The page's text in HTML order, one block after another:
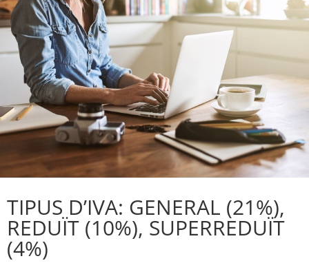
TIPUS D’IVA: GENERAL (21%),
REDUÏT (10%), SUPERREDUÏT
(4%)